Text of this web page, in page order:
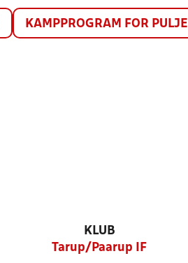
KAMPPROGRAM FOR PULJE
KLUB
Tarup/Paarup IF